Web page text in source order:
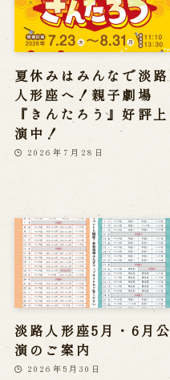
夏休みはみんなで淡路
人形座へ！親子劇場
『きんたろう』好評上
演中！
2026年7月28日
淡路人形座5月・6月公
演のご案内
2026年5月30日